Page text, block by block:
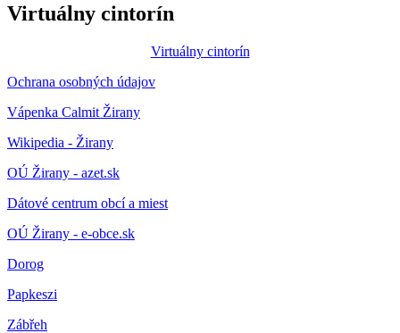
Virtuálny cintorín
Virtuálny cintorín
Ochrana osobných údajov
Vápenka Calmit Žirany
Wikipedia - Žirany
OÚ Žirany - azet.sk
Dátové centrum obcí a miest
OÚ Žirany - e-obce.sk
Dorog
Papkeszi
Zábřeh